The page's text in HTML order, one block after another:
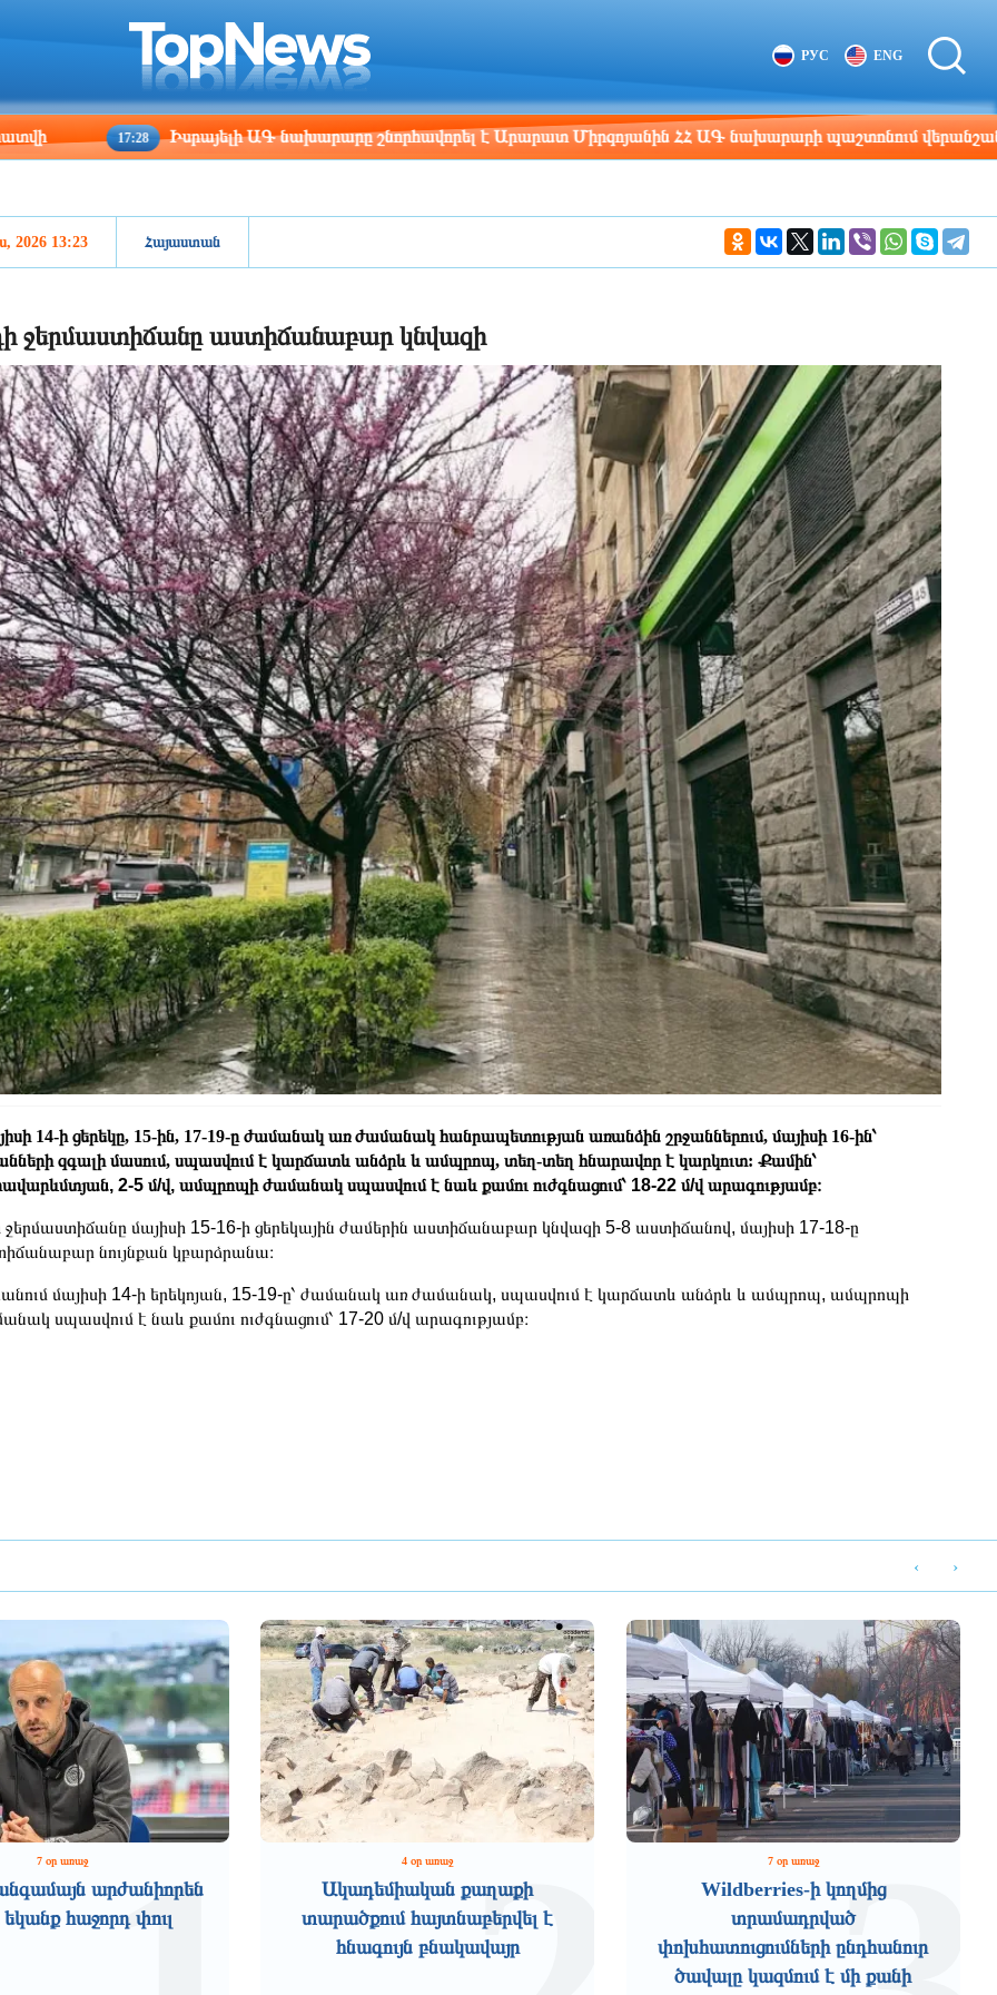
Los Angeles
06:36
Beijing
21:36 РУС ENG
17:28 Իսրայելի ԱԳ նախարարը շնորհավորել է Արարատ Միրզոյանին ՀՀ ԱԳ նախարարի պաշտոնում վերանշանակվելու
2026 13:23 Հայաստան
ջերմաստիճանը աստիճանաբար կնվազի
14-ի ցերեկը, 15-ին, 17-19-ը ժամանակ առ ժամանակ հանրապետության առանձին շրջաններում, մայիսի 16-ին՝
զգալի մասում, սպասվում է կարճատև անձրև և ամպրոպ, տեղ-տեղ հնարավոր է կարկուտ: Քամին՝
2-5 մ/վ, ամպրոպի ժամանակ սպասվում է նաև քամու ուժգնացում՝ 18-22 մ/վ արագությամբ։
ջերմաստիճանը մայիսի 15-16-ի ցերեկային ժամերին աստիճանաբար կնվազի 5-8 աստիճանով, մայիսի 17-18-ը
նույնքան կբարձրանա։
մայիսի 14-ի երեկոյան, 15-19-ը՝ ժամանակ առ ժամանակ, սպասվում է կարճատև անձրև և ամպրոպ, ամպրոպի
սպասվում է նաև քամու ուժգնացում՝ 17-20 մ/վ արագությամբ։
7 օր առաջ
արժանիորեն
եկանք հաջորդ փուլ
4 օր առաջ
Ակադեմիական քաղաքի
տարածքում հայտնաբերվել է
հնագույն բնակավայր
7 օր առաջ
Wildberries-ի կողմից
տրամադրված
փոխհատուցումների ընդհանուր
ծավալը կազմում է մի քանի
‹ ›